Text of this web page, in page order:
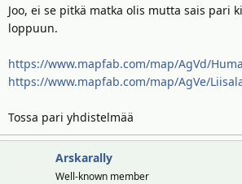
Joo, ei se pitkä matka olis mutta sais pari
loppuun.
https://www.mapfab.com/map/AgVd/
https://www.mapfab.com/map/AgVe/
Tossa pari yhdistelmää
Arskarally
Well-known member